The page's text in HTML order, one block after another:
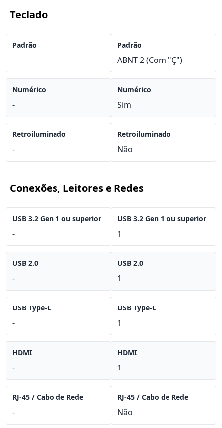
Teclado
Padrão
-
Numérico
-
Retroiluminado
-
Padrão
ABNT 2 (Com "Ç")
Numérico
Sim
Retroiluminado
Não
Conexões, Leitores e Redes
USB 3.2 Gen 1 ou superior
-
USB 2.0
-
USB Type-C
-
HDMI
-
RJ-45 / Cabo de Rede
-
USB 3.2 Gen 1 ou superior
1
USB 2.0
1
USB Type-C
1
HDMI
1
RJ-45 / Cabo de Rede
Não